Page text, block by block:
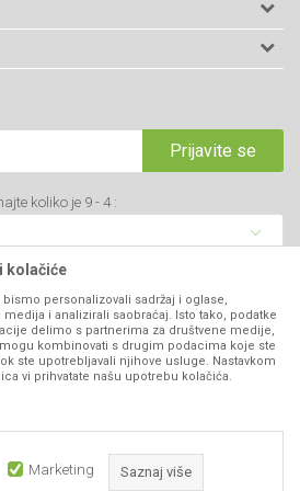
235/2
Prijavite se
koliko je 9 - 4 :
Prijavite se
kolačiće
personalizovali sadržaj i oglase,
i analizirali saobraćaj. Isto tako, podatke
delimo s partnerima za društvene medije,
kombinovati s drugim podacima koje ste
ste upotrebljavali njihove usluge. Nastavkom
vi prihvatate našu upotrebu kolačića.
Marketing Saznaj više